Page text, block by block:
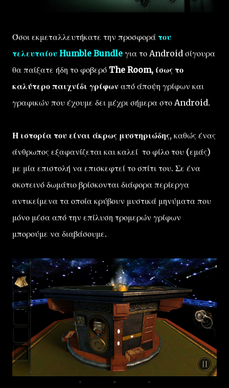
Όσοι εκμεταλλευτήκατε την προσφορά του
τελευταίου Humble Bundle για το Android σίγουρα
θα παίξατε ήδη το φοβερό The Room, ίσως το
καλύτερο παιχνίδι γρίφων από άποψη γρίφων και
γραφικών που έχουμε δει μέχρι σήμερα στο Android.
Η ιστορία του είναι άκρως μυστηριώδης, καθώς ένας
άνθρωπος εξαφανίζεται και καλεί το φίλο του (εμάς)
με μία επιστολή να επισκεφτεί το σπίτι του. Σε ένα
σκοτεινό δωμάτιο βρίσκονται διάφορα περίεργα
αντικείμενα τα οποία κρύβουν μυστικά μηνύματα που
μόνο μέσα από την επίλυση τρομερών γρίφων
μπορούμε να διαβάσουμε.